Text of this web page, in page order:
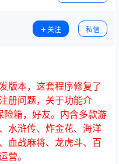
关注 私信
版本，这套程序修复了
册问题，关于功能介
箱，好友。内含多款游
水浒传、炸金花、海洋
血战麻将、龙虎斗、百
营。